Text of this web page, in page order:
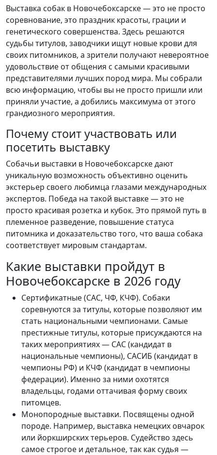
Выставка собак в Новочебоксарске — это не просто
соревнование, это праздник красоты, грации и
генетического совершенства. Здесь решаются
судьбы титулов, заводчики ищут новые крови для
своих питомников, а зрители получают невероятное
удовольствие от общения с самыми красивыми
представителями лучших пород мира. Мы собрали
всю информацию, чтобы вы не просто пришли или
приняли участие, а добились максимума от этого
грандиозного мероприятия.
Почему стоит участвовать или
посетить выставку
Собачьи выставки в Новочебоксарске дают
уникальную возможность объективно оценить
экстерьер своего любимца глазами международных
экспертов. Победа на такой выставке — это не
просто красивая розетка и кубок. Это прямой путь в
племенное разведение, повышение статуса
питомника и доказательство того, что ваша собака
соответствует мировым стандартам.
Какие выставки пройдут в
Новочебоксарске в 2026 году
Сертификатные (CAC, ЧФ, КЧФ). Собаки
соревнуются за титулы, которые позволяют им
стать национальными чемпионами. Самые
престижные титулы, которые присуждаются на
таких мероприятиях — САС (кандидат в
национальные чемпионы), САСИБ (кандидат в
чемпионы РФ) и КЧФ (кандидат в чемпионы
федерации). Именно за ними охотятся
владельцы, годами оттачивая форму своих
питомцев.
Монопородные выставки. Посвящены одной
породе. Например, выставка немецких овчарок
или йоркширских терьеров. Судейство здесь
самое строгое и детальное, так как судья —